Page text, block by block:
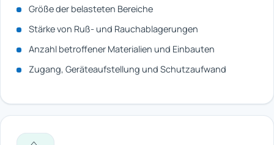
Größe der belasteten Bereiche
Stärke von Ruß- und Rauchablagerungen
Anzahl betroffener Materialien und Einbauten
Zugang, Geräteaufstellung und Schutzaufwand